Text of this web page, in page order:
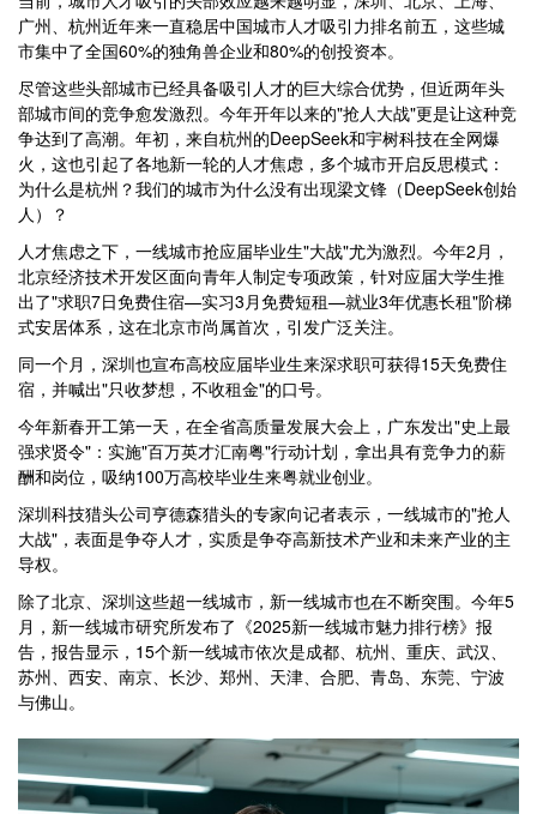
广州、杭州近年来一直稳居中国城市人才吸引力排名前五，这些城
市集中了全国60%的独角兽企业和80%的创投资本。
尽管这些头部城市已经具备吸引人才的巨大综合优势，但近两年头
部城市间的竞争愈发激烈。今年开年以来的"抢人大战"更是让这种竞
争达到了高潮。年初，来自杭州的DeepSeek和宇树科技在全网爆
火，这也引起了各地新一轮的人才焦虑，多个城市开启反思模式：
为什么是杭州？我们的城市为什么没有出现梁文锋（DeepSeek创始
人）？
人才焦虑之下，一线城市抢应届毕业生"大战"尤为激烈。今年2月，
北京经济技术开发区面向青年人制定专项政策，针对应届大学生推
出了"求职7日免费住宿—实习3月免费短租—就业3年优惠长租"阶梯
式安居体系，这在北京市尚属首次，引发广泛关注。
同一个月，深圳也宣布高校应届毕业生来深求职可获得15天免费住
宿，并喊出"只收梦想，不收租金"的口号。
今年新春开工第一天，在全省高质量发展大会上，广东发出"史上最
强求贤令"：实施"百万英才汇南粤"行动计划，拿出具有竞争力的薪
酬和岗位，吸纳100万高校毕业生来粤就业创业。
深圳科技猎头公司亨德森猎头的专家向记者表示，一线城市的"抢人
大战"，表面是争夺人才，实质是争夺高新技术产业和未来产业的主
导权。
除了北京、深圳这些超一线城市，新一线城市也在不断突围。今年5
月，新一线城市研究所发布了《2025新一线城市魅力排行榜》报
告，报告显示，15个新一线城市依次是成都、杭州、重庆、武汉、
苏州、西安、南京、长沙、郑州、天津、合肥、青岛、东莞、宁波
与佛山。